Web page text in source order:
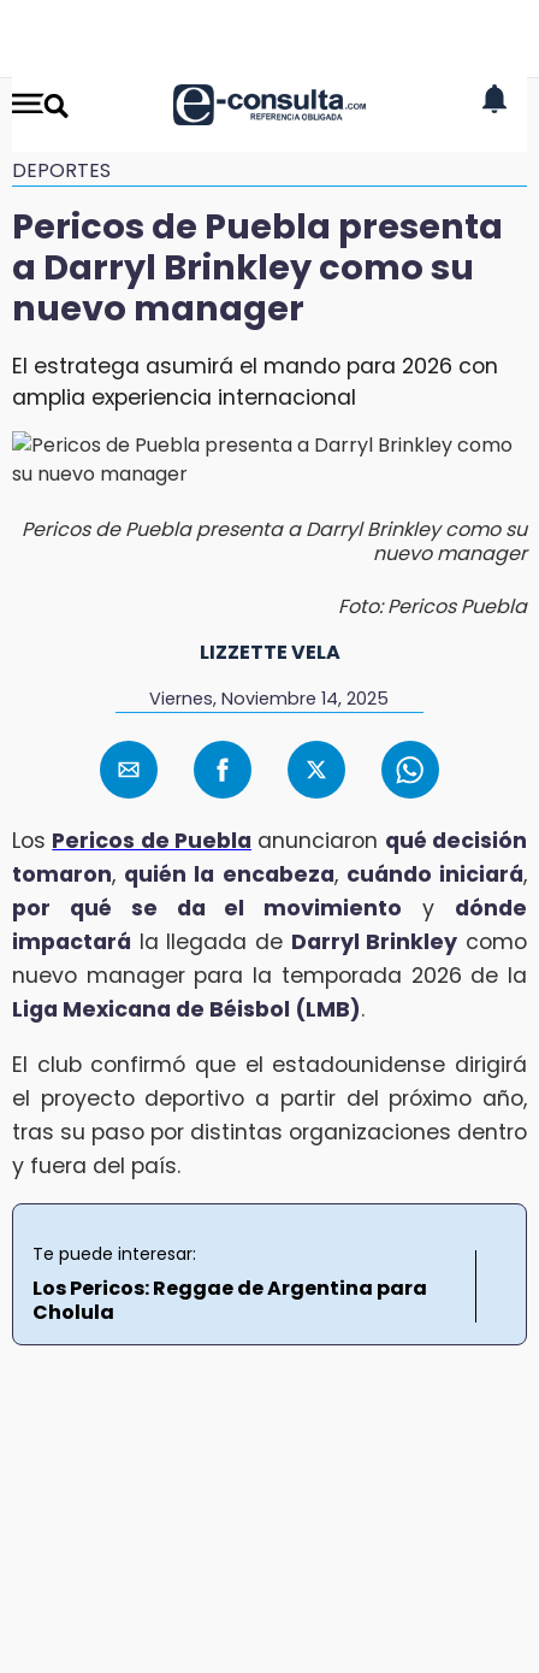
DEPORTES
Pericos de Puebla presenta
a Darryl Brinkley como su
nuevo manager
El estratega asumirá el mando para 2026 con
amplia experiencia internacional
Pericos de Puebla presenta a Darryl Brinkley como su
nuevo manager
Foto: Pericos Puebla
LIZZETTE VELA
Viernes, Noviembre 14, 2025
Los Pericos de Puebla anunciaron qué decisión
tomaron, quién la encabeza, cuándo iniciará,
por qué se da el movimiento y dónde
impactará la llegada de Darryl Brinkley como
nuevo manager para la temporada 2026 de la
Liga Mexicana de Béisbol (LMB).
El club confirmó que el estadounidense dirigirá
el proyecto deportivo a partir del próximo año,
tras su paso por distintas organizaciones dentro
y fuera del país.
Te puede interesar:
Los Pericos: Reggae de Argentina para
Cholula